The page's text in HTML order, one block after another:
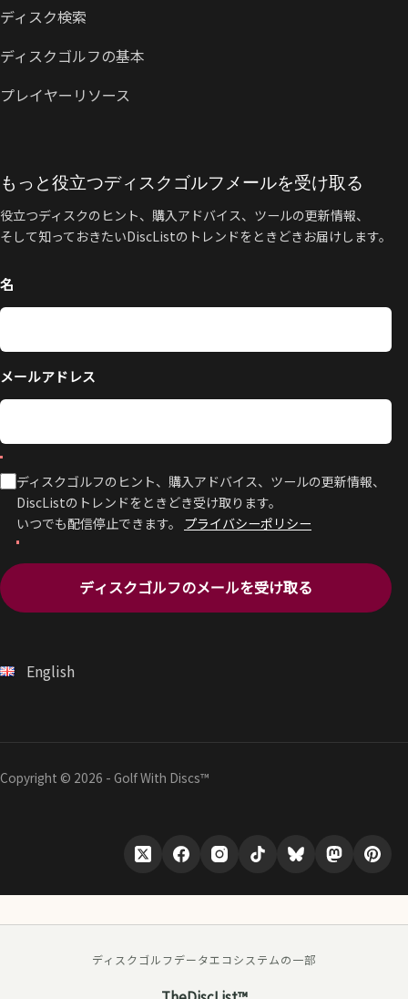
ディスク検索
ディスクゴルフの基本
プレイヤーリソース
もっと役立つディスクゴルフメールを受け取る
役立つディスクのヒント、購入アドバイス、ツールの更新情報、
そして知っておきたいDiscListのトレンドをときどきお届けします。
名
メールアドレス
ディスクゴルフのヒント、購入アドバイス、ツールの更新情報、
DiscListのトレンドをときどき受け取ります。
いつでも配信停止できます。 プライバシーポリシー
ディスクゴルフのメールを受け取る
English
Copyright © 2026 - Golf With Discs™
ディスクゴルフデータエコシステムの一部